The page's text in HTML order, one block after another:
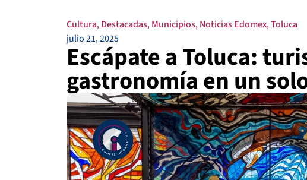
Cultura,Destacadas,Municipios,Noticias Edomex,Toluca
julio 21, 2025
Escápate a Toluca:
gastronomía en un